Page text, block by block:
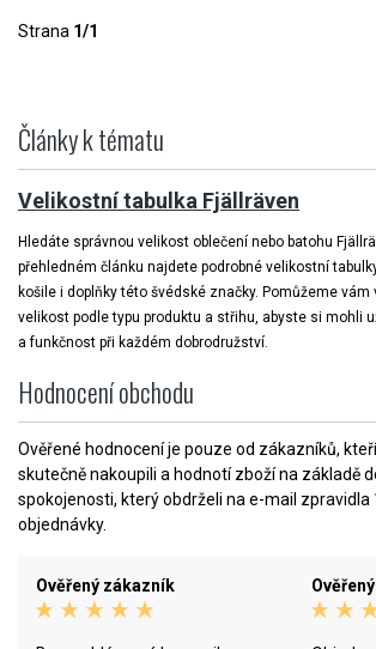
Strana 1/1
Články k tématu
Velikostní tabulka Fjällräven
Hledáte správnou velikost oblečení nebo batohu
přehledném článku najdete podrobné velikostní
košile i doplňky této švédské značky. Pomůžeme vám
velikost podle typu produktu a střihu, abyste si mohli
a funkčnost při každém dobrodružství.
Hodnocení obchodu
Ověřené hodnocení je pouze od zákazníků,
skutečně nakoupili a hodnotí zboží na základě
spokojenosti, který obdrželi na e-mail zpravidla
objednávky.
Ověřený zákazník